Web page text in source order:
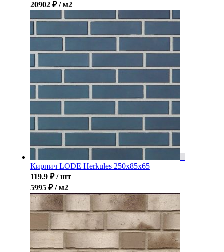
20902 ₽ / м2
Кирпич LODE Herkules 250x85x65
119.9 ₽ / шт
5995 ₽ / м2